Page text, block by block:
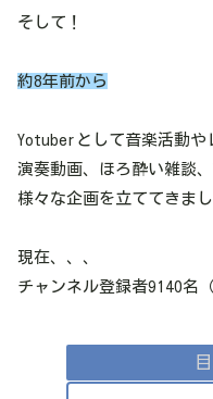
そして！
約8年前から
Yotuberとして音楽活動や
演奏動画、ほろ酔い雑談
様々な企画を立ててきま
現在、、、
チャンネル登録者9140名